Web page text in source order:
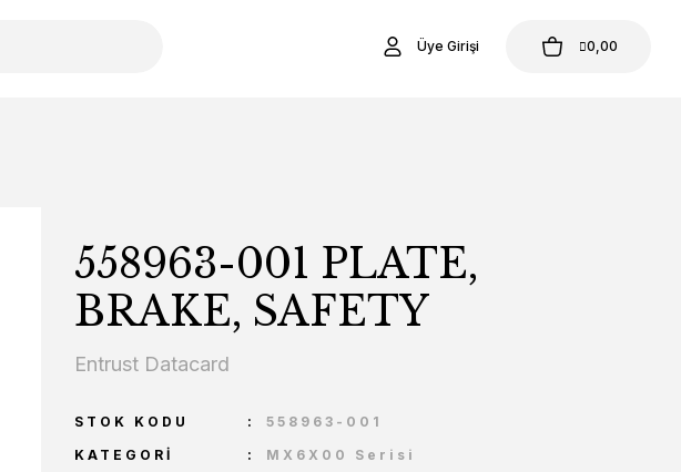
Üye Girişi 0,00
558963-001 PLATE,
BRAKE, SAFETY
Entrust Datacard
STOK KODU
558963-001
KATEGORI
MX6X00 Serisi